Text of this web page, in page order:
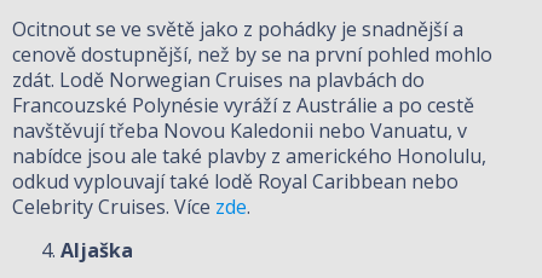
Ocitnout se ve světě jako z pohádky je snadnější a
cenově dostupnější, než by se na první pohled mohlo
zdát. Lodě Norwegian Cruises na plavbách do
Francouzské Polynésie vyráží z Austrálie a po cestě
navštěvují třeba Novou Kaledonii nebo Vanuatu, v
nabídce jsou ale také plavby z amerického Honolulu,
odkud vyplouvají také lodě Royal Caribbean nebo
Celebrity Cruises. Více zde.
Aljaška